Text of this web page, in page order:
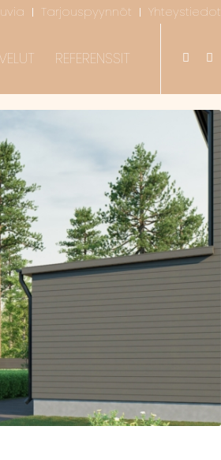
Tarjouspyynnöt Yhteystiedot
REFERENSSIT